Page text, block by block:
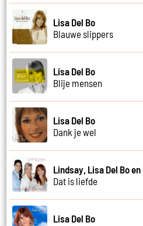
Lisa Del Bo
Blauwe slippers
Lisa Del Bo
Blije mensen
Lisa Del Bo
Dank je wel
Lindsay, Lisa Del Bo
Dat is liefde
Lisa Del Bo